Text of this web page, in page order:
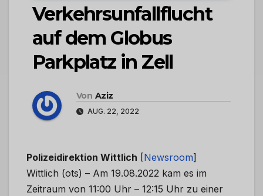
Verkehrsunfallflucht
auf dem Globus
Parkplatz in Zell
Von Aziz
AUG. 22, 2022
Polizeidirektion Wittlich [Newsroom]
Wittlich (ots) – Am 19.08.2022 kam es im
Zeitraum von 11:00 Uhr – 12:15 Uhr zu einer